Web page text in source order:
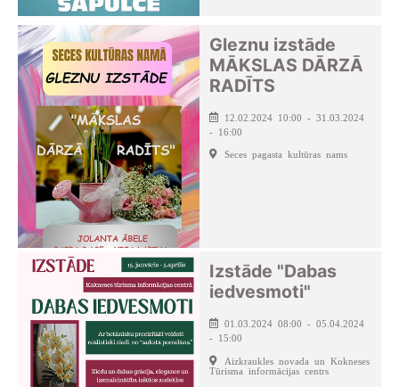
Gleznu izstāde
MĀKSLAS DĀRZĀ
RADĪTS
12.02.2024 10:00 - 31.03.2024
- 16:00
Seces pagasta kultūras nams
Izstāde "Dabas
iedvesmoti"
01.03.2024 08:00 - 05.04.2024
- 15:00
Aizkraukles novada un Kokneses
Tūrisma informācijas centrs